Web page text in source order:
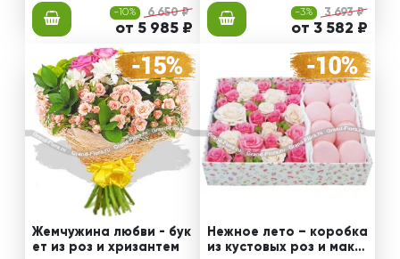
-10% 6 650 ₽
от 5 985 ₽
-3% 3 693 ₽
от 3 582 ₽
Жемчужина любви - бук
ет из роз и хризантем
Нежное лето – коробка
из кустовых роз и мака